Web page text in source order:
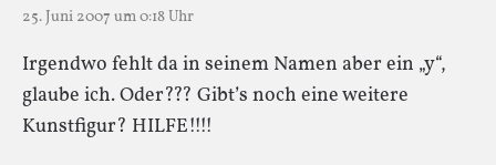
25. Juni 2007 um 0:18 Uhr
Irgendwo fehlt da in seinem Namen aber ein „y“,
glaube ich. Oder??? Gibt’s noch eine weitere
Kunstfigur? HILFE!!!!